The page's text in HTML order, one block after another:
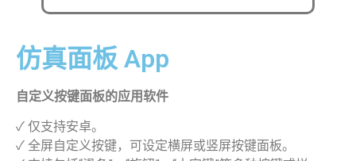
仿真面板 App
自定义按键面板的应用软件
✓ 仅支持安卓。
✓ 全屏自定义按键，可设定横屏或竖屏按键面板。